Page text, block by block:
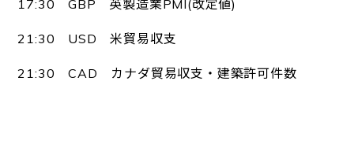
17:30 GBP 英製造業PMI(改定値)
21:30 USD 米貿易収支
21:30 CAD カナダ貿易収支・建築許可件数